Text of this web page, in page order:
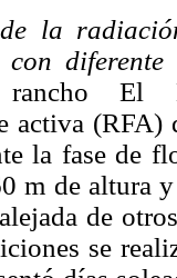
la
diferente
El
activa
la fase de
m de altura
de
se